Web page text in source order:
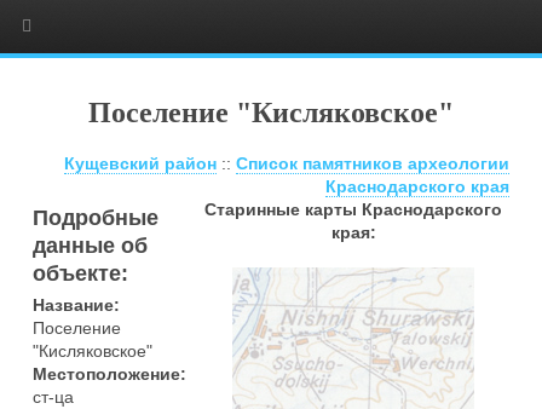
Поселение "Кисляковское"
Кущевский район:: Список памятников археологии
Краснодарского края
Подробные
данные об
объекте:
Название:
Поселение
"Кисляковское"
Местоположение:
ст-ца
Старинные карты Краснодарского
края: